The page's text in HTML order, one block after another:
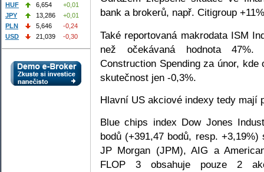
bank a brokerů, např. Citigroup
Také reportovaná makrodata ISM
než očekávaná hodnota 47%.
Construction Spending za únor,
skutečnost jen -0,3%.
Hlavní US akciové indexy tedy
Blue chips index Dow Jones
bodů (+391,47 bodů, resp.
JP Morgan (JPM), AIG a
FLOP 3 obsahuje pouze 2
HUF 6,654
+0,01
JPY
13,286
+0,01
PLN
5,646
-0,24
USD
21,039 -0,30